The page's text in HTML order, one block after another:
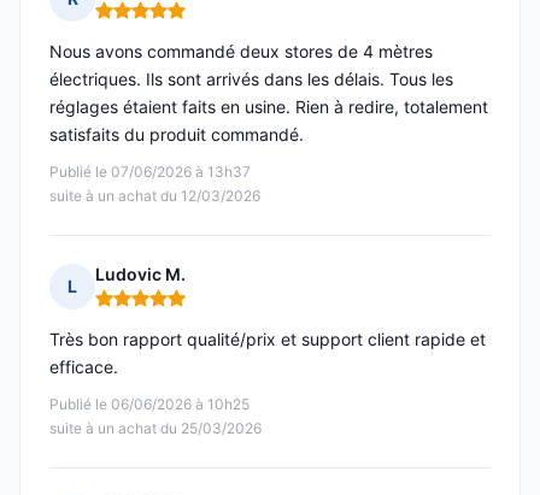
Note : 5 sur 5
Publié le 07/06/2026 à 13h37
suite à un achat du 12/03/2026
Nous avons commandé deux stores de 4 mètres
électriques. Ils sont arrivés dans les délais. Tous les
réglages étaient faits en usine. Rien à redire, totalement
satisfaits du produit commandé.
L
Ludovic M.
Note : 5 sur 5
Publié le 06/06/2026 à 10h25
suite à un achat du 25/03/2026
Très bon rapport qualité/prix et support client rapide et
efficace.